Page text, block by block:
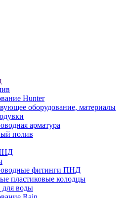
Hunter
оборудование, материалы
арматура
полив
фитинги ПНД
пластиковые колодцы
для воды